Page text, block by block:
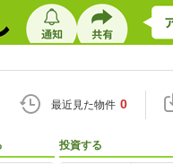
最近見た物件 0
投資する